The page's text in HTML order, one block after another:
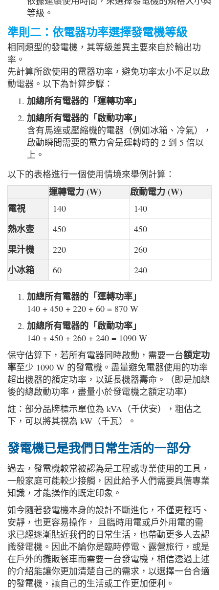
等級。
準則二：依電器功率選擇發電機等級
相同類型的發電機，其等級差異主要來自於輸出功
率。
先計算所欲使用的電器功率，避免功率太小不足以啟
動電器。以下為計算步驟：
加總所有電器的「運轉功率」
加總所有電器的「啟動功率」
含有馬達或壓縮機的電器（例如冰箱、冷氣），
啟動瞬間需要的電力會是運轉時的 2 到 5 倍以
上。
以下的表格進行一個使用情境來舉例計算：
運轉電力 (W)
啟動電力 (W)
電視
140 140
熱水壺 450 450
果汁機 220 260
小冰箱 60 240
加總所有電器的「運轉功率」
140 + 450 + 220 + 60 = 870 W
加總所有電器的「啟動功率」
140 + 450 + 260 + 240 = 1090 W
保守估算下，若所有電器同時啟動，需要一台額定功
率至少 1090 W 的發電機。盡量避免電器使用的功率
超出機器的額定功率，以延長機器壽命。（即是加總
後的總啟動功率，盡量小於發電機之額定功率）
註：部分品牌標示單位為 kVA（千伏安），粗估之
下，可以將其視為 kW（千瓦）。
發電機已是我們日常生活的一部分
過去，發電機較常被認為是工程或專業使用的工具，
一般家庭可能較少接觸，因此給予人們需要具備專業
知識，才能操作的既定印象。
如今隨著發電機本身的設計不斷進化，不僅更輕巧、
安靜，也更容易操作， 且臨時用電或戶外用電的需
求已經逐漸貼近我們的日常生活，也帶動更多人去認
識發電機。因此不論你是臨時停電、露營旅行，或是
在戶外的攤販餐車而需要一台發電機，相信透過上述
的介紹能讓你更加清楚自己的需求，以選擇一台合適
的發電機，讓自己的生活或工作更加便利。